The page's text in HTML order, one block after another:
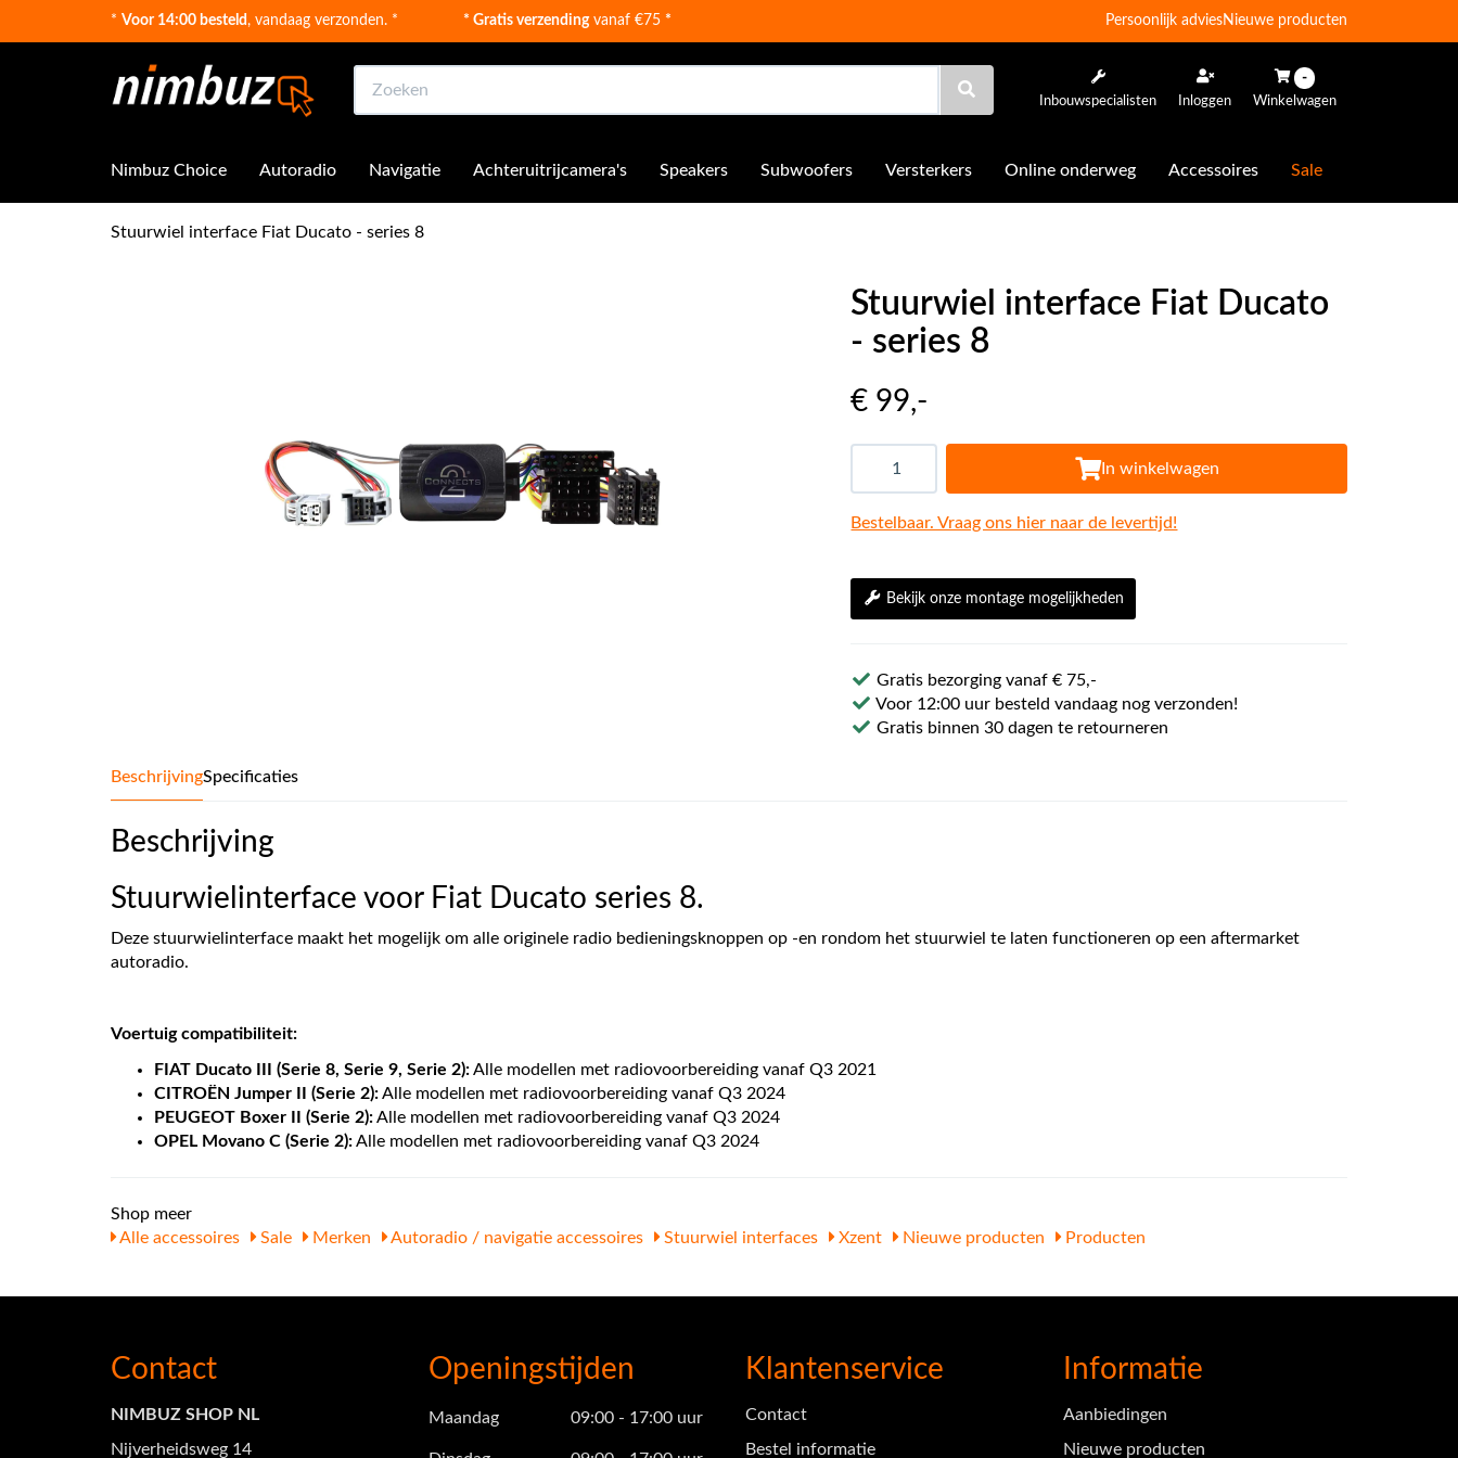
* Voor 14:00 besteld, vandaag verzonden. * * Gratis verzendingvanaf €75 * Persoonlijk adviesNieuwe producten
Inbouwspecialisten Inloggen
-
Winkelwagen
Nimbuz Choice Autoradio Navigatie Achteruitrijcamera's Speakers Subwoofers Versterkers Online onderweg Accessoires Sale
Stuurwiel interface Fiat Ducato - series 8
Stuurwiel interface Fiat Ducato
- series 8
€ 99,-
In winkelwagen
Bestelbaar. Vraag ons hier naar de levertijd!
Bekijk onze montage mogelijkheden
Gratis bezorging vanaf € 75,-
Voor 12:00 uur besteld vandaag nog verzonden!
Gratis binnen 30 dagen te retourneren
BeschrijvingSpecificaties
Beschrijving
Stuurwielinterface voor Fiat Ducato series 8.
Deze stuurwielinterface maakt het mogelijk om alle originele radio bedieningsknoppen op -en rondom het stuurwiel te laten functioneren op een aftermarket
autoradio.
Voertuig compatibiliteit:
FIAT Ducato III (Serie 8, Serie 9, Serie 2):Alle modellen met radiovoorbereiding vanaf Q3 2021
CITROËN Jumper II (Serie 2):Alle modellen met radiovoorbereiding vanaf Q3 2024
PEUGEOT Boxer II (Serie 2):Alle modellen met radiovoorbereiding vanaf Q3 2024
OPEL Movano C (Serie 2):Alle modellen met radiovoorbereiding vanaf Q3 2024
Shop meer
Alle accessoires
Sale Merken Autoradio / navigatie accessoires Stuurwiel interfaces Xzent Nieuwe producten Producten
Contact
NIMBUZ SHOP NL
Nijverheidsweg 14
Openingstijden
Maandag 09:00 - 17:00 uur
Klantenservice
Contact
Bestel informatie
Informatie
Aanbiedingen
Nieuwe producten